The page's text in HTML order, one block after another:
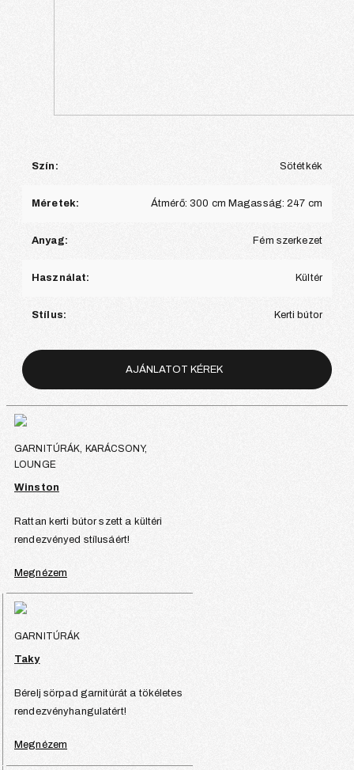
Szín: Sötétkék
Méretek: Átmérő: 300 cm Magasság: 247 cm
Anyag: Fém szerkezet
Használat: Kültér
Stílus: Kerti bútor
AJÁNLATOT KÉREK
GARNITÚRÁK, KARÁCSONY,
LOUNGE
Winston
Rattan kerti bútor szett a kültéri
rendezvényed stílusáért!
Megnézem
GARNITÚRÁK
Taky
Bérelj sörpad garnitúrát a tökéletes
rendezvényhangulatért!
Megnézem